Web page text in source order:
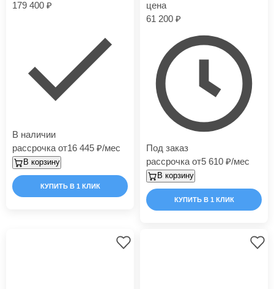
179 400
В наличии
рассрочка от16 445 /мес
В корзину
КУПИТЬ В 1 КЛИК
цена
61 200
Под заказ
рассрочка от5 610 /мес
В корзину
КУПИТЬ В 1 КЛИК